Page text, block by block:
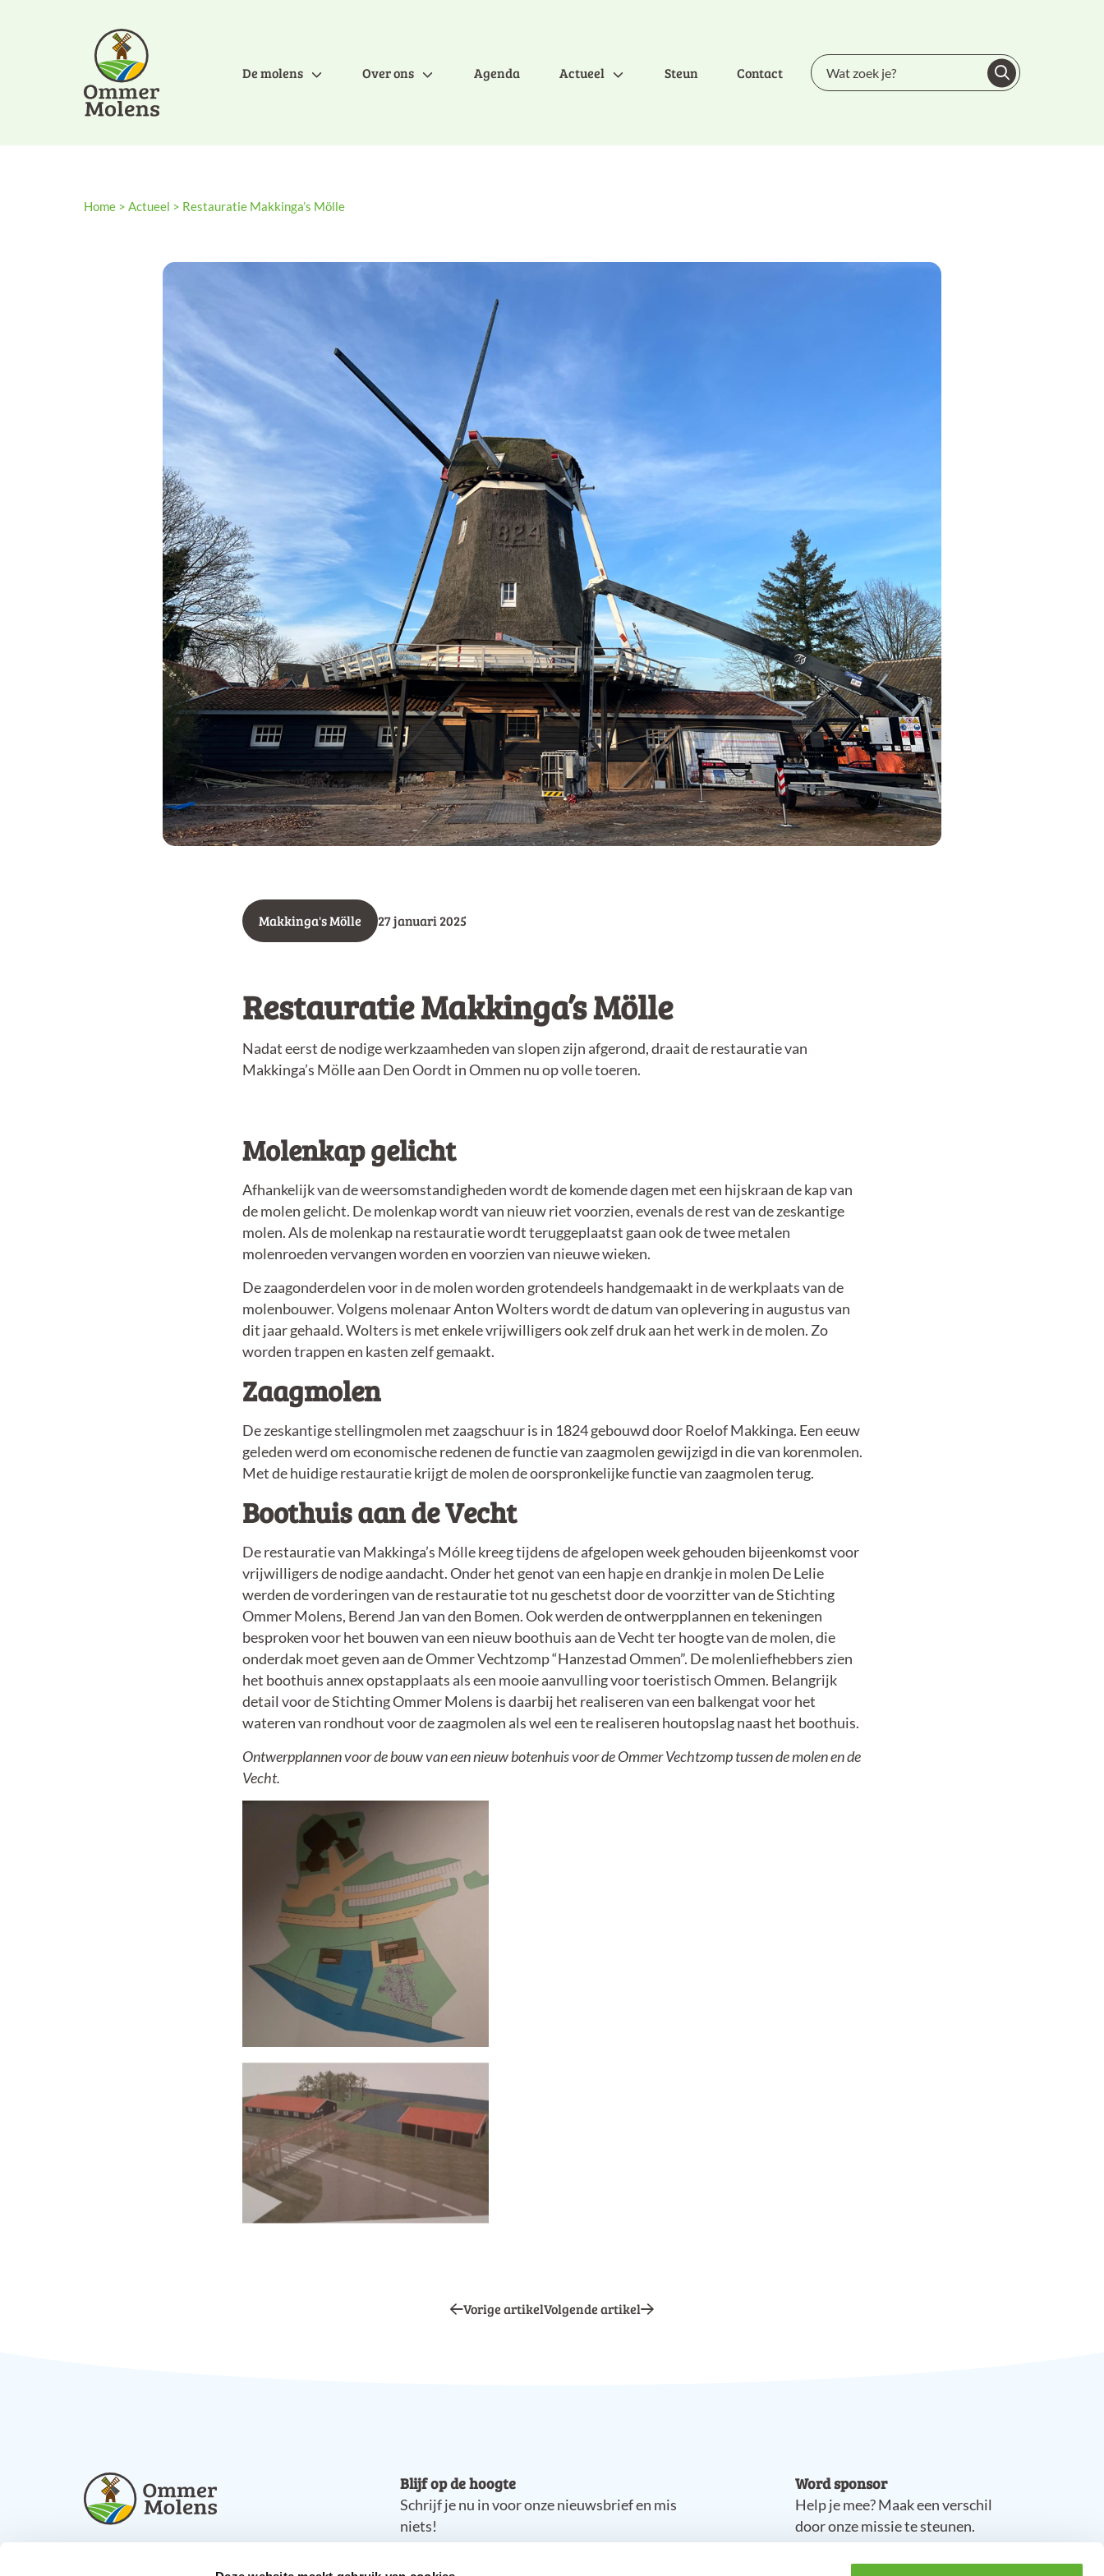
De molens Over ons Agenda Actueel Steun Contact
Home > Actueel > Restauratie Makkinga’s Mölle
Makkinga's Mölle 27 januari 2025
Restauratie Makkinga’s Mölle
Nadat eerst de nodige werkzaamheden van slopen zijn afgerond, draait de restauratie van
Makkinga’s Mölle aan Den Oordt in Ommen nu op volle toeren.
Molenkap gelicht
Afhankelijk van de weersomstandigheden wordt de komende dagen met een hijskraan de kap van
de molen gelicht. De molenkap wordt van nieuw riet voorzien, evenals de rest van de zeskantige
molen. Als de molenkap na restauratie wordt teruggeplaatst gaan ook de twee metalen
molenroeden vervangen worden en voorzien van nieuwe wieken.
De zaagonderdelen voor in de molen worden grotendeels handgemaakt in de werkplaats van de
molenbouwer. Volgens molenaar Anton Wolters wordt de datum van oplevering in augustus van
dit jaar gehaald. Wolters is met enkele vrijwilligers ook zelf druk aan het werk in de molen. Zo
worden trappen en kasten zelf gemaakt.
Zaagmolen
De zeskantige stellingmolen met zaagschuur is in 1824 gebouwd door Roelof Makkinga. Een eeuw
geleden werd om economische redenen de functie van zaagmolen gewijzigd in die van korenmolen.
Met de huidige restauratie krijgt de molen de oorspronkelijke functie van zaagmolen terug.
Boothuis aan de Vecht
De restauratie van Makkinga’s Mólle kreeg tijdens de afgelopen week gehouden bijeenkomst voor
vrijwilligers de nodige aandacht. Onder het genot van een hapje en drankje in molen De Lelie
werden de vorderingen van de restauratie tot nu geschetst door de voorzitter van de Stichting
Ommer Molens, Berend Jan van den Bomen. Ook werden de ontwerpplannen en tekeningen
besproken voor het bouwen van een nieuw boothuis aan de Vecht ter hoogte van de molen, die
onderdak moet geven aan de Ommer Vechtzomp “Hanzestad Ommen”. De molenliefhebbers zien
het boothuis annex opstapplaats als een mooie aanvulling voor toeristisch Ommen. Belangrijk
detail voor de Stichting Ommer Molens is daarbij het realiseren van een balkengat voor het
wateren van rondhout voor de zaagmolen als wel een te realiseren houtopslag naast het boothuis.
Ontwerpplannen voor de bouw van een nieuw botenhuis voor de Ommer Vechtzomp tussen de molen en de
Vecht.
Vorige artikelVolgende artikel
Blijf op de hoogte
Schrijf je nu in voor onze nieuwsbrief en mis
niets!
Word sponsor
Help je mee? Maak een verschil
door onze missie te steunen.